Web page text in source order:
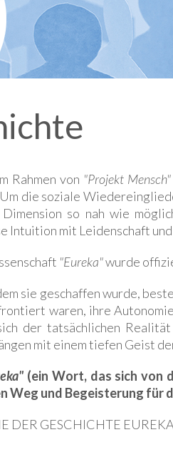
Rahmen von "Projekt Mensch"
die soziale
so nah wie
Intuition mit Leidenschaft
"Eureka"wurde
sie geschaffen wurde,
waren, ihre
der tatsächlichen
mit einem tiefen Geist
(ein Wort, das sich von
Weg und Begeisterung für
DER GESCHICHTE